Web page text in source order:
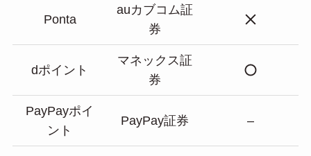
Ponta
auカブコム証
券
dポイント
マネックス証
券
PayPayポイ
ント
PayPay証券 –